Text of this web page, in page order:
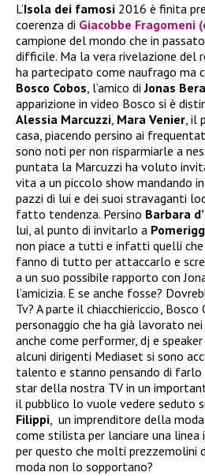
L’Isola dei famosi 2016 è finita
coerenza di Giacobbe Fragomeni
campione del mondo che in
difficile. Ma la vera rivelazione del
ha partecipato come naufrago ma
Bosco Cobos, l’amico diJonas
apparizione in video Bosco si è
Alessia Marcuzzi, Mara Venier, il
casa, piacendo persino ai
sono noti per non risparmiarle a
puntata la Marcuzzi ha voluto
vita a un piccolo show mandando
pazzi di lui e dei suoi stravaganti
fatto tendenza. Persino Barbara
lui, al punto di invitarlo a
non piace a tutti e infatti quelli
fanno di tutto per attaccarlo e
a un suo possibile rapporto con
l’amicizia. E se anche fosse?
Tv? A parte il chiacchiericcio, Bosco
personaggio che ha già lavorato
anche come performer, dj e
alcuni dirigenti Mediaset si sono
talento e stanno pensando di
star della nostra TV in un
il pubblico lo vuole vedere seduto
Filippi, un imprenditore della
come stilista per lanciare una linea
per questo che molti prezzemolini
moda non lo sopportano?